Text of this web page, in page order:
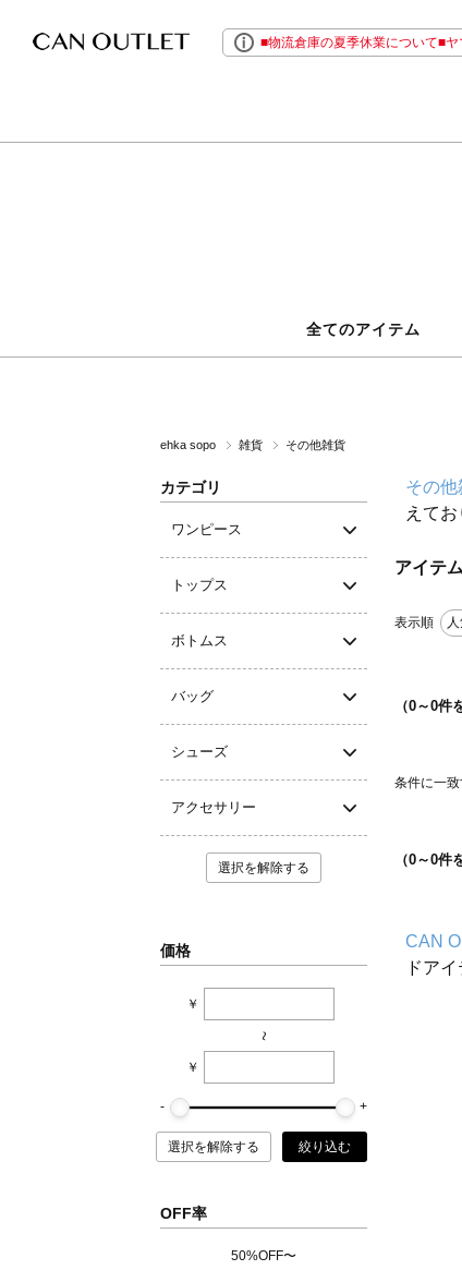
■物流倉庫の夏季休業について■
全てのアイテム
ehka sopo 雑貨 その他雑貨
カテゴリ
ワンピース
トップス
ボトムス
バッグ
シューズ
アクセサリー
選択を解除する
価格
￥
~
￥
選択を解除する 絞り込む
OFF率
50%OFF〜
その他
えてお
アイテ
表示順
（0～0件
条件に一
（0～0件
CAN
ドア